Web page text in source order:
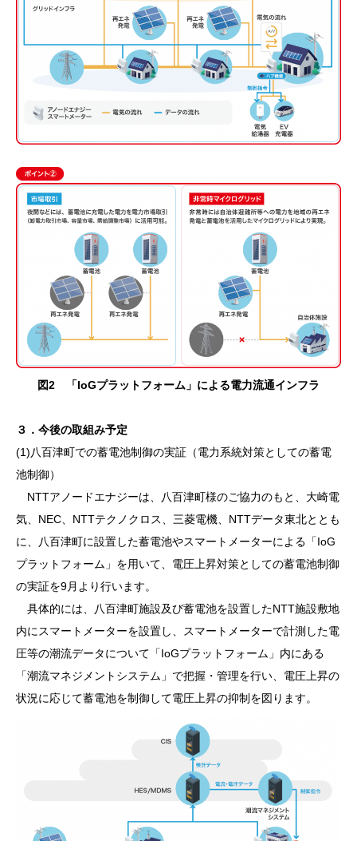
図2 「IoGプラットフォーム」による電力流通インフラ
３．今後の取組み予定
(1)八百津町での蓄電池制御の実証（電力系統対策としての蓄電
池制御）
NTTアノードエナジーは、八百津町様のご協力のもと、大崎電
気、NEC、NTTテクノクロス、三菱電機、NTTデータ東北ととも
に、八百津町に設置した蓄電池やスマートメーターによる「IoG
プラットフォーム」を用いて、電圧上昇対策としての蓄電池制御
の実証を9月より行います。
具体的には、八百津町施設及び蓄電池を設置したNTT施設敷地
内にスマートメーターを設置し、スマートメーターで計測した電
圧等の潮流データについて「IoGプラットフォーム」内にある
「潮流マネジメントシステム」で把握・管理を行い、電圧上昇の
状況に応じて蓄電池を制御して電圧上昇の抑制を図ります。